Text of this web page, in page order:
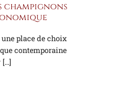
champignons
place de choix
contemporaine